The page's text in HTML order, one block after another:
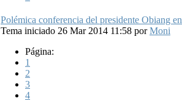
Polémica conferencia del presidente Obiang
Tema iniciado 26 Mar 2014 11:58 porMoni
Página:
1
2
3
4